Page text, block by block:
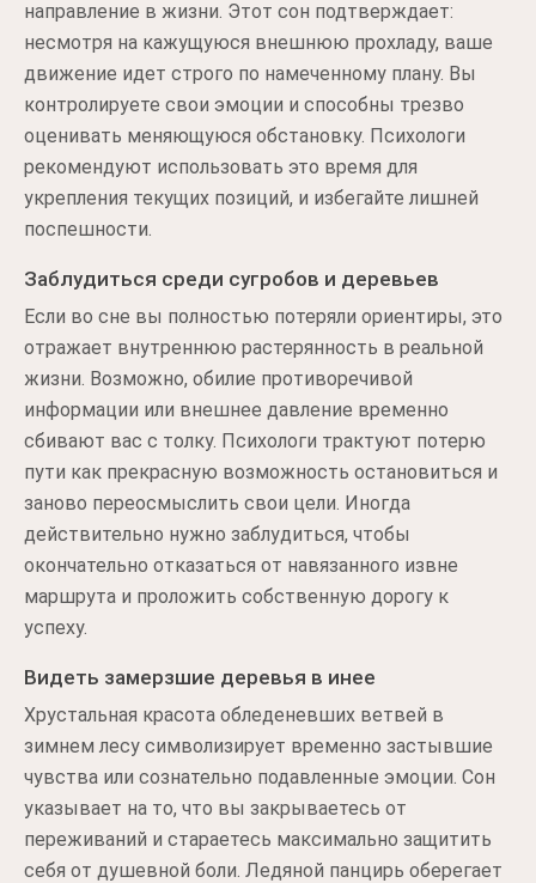
направление в жизни. Этот сон подтверждает:
несмотря на кажущуюся внешнюю прохладу, ваше
движение идет строго по намеченному плану. Вы
контролируете свои эмоции и способны трезво
оценивать меняющуюся обстановку. Психологи
рекомендуют использовать это время для
укрепления текущих позиций, и избегайте лишней
поспешности.
Заблудиться среди сугробов и деревьев
Если во сне вы полностью потеряли ориентиры, это
отражает внутреннюю растерянность в реальной
жизни. Возможно, обилие противоречивой
информации или внешнее давление временно
сбивают вас с толку. Психологи трактуют потерю
пути как прекрасную возможность остановиться и
заново переосмыслить свои цели. Иногда
действительно нужно заблудиться, чтобы
окончательно отказаться от навязанного извне
маршрута и проложить собственную дорогу к
успеху.
Видеть замерзшие деревья в инее
Хрустальная красота обледеневших ветвей в
зимнем лесу символизирует временно застывшие
чувства или сознательно подавленные эмоции. Сон
указывает на то, что вы закрываетесь от
переживаний и стараетесь максимально защитить
себя от душевной боли. Ледяной панцирь оберегает